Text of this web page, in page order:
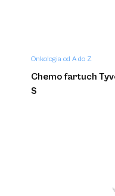
Onkologia od A do Z
Chemo fartuch
S